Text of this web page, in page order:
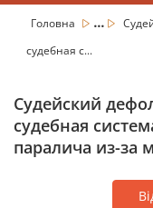
Головна ...
судебная с...
Судейский
судебная
паралича из-за